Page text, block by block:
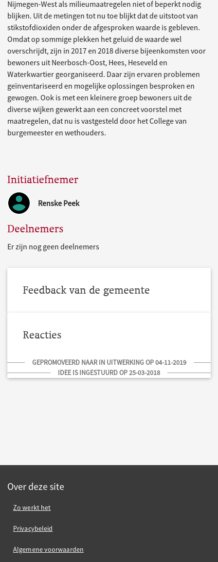
Nijmegen-West als milieumaatregelen niet of beperkt nodig
blijken. Uit de metingen tot nu toe blijkt dat de uitstoot van
stikstofdioxiden onder de afgesproken waarde is gebleven.
Omdat op sommige plekken het geluid de waarde wel
overschrijdt, zijn in 2017 en 2018 diverse bijeenkomsten voor
bewoners uit Neerbosch-Oost, Hees, Heseveld en
Waterkwartier georganiseerd. Daar zijn ervaren problemen
geïnventariseerd en mogelijke oplossingen besproken en
gewogen. Ook is met een kleinere groep bewoners uit de
diverse wijken gewerkt aan een concreet voorstel met
maatregelen, dat nu is vastgesteld door het College van
burgemeester en wethouders.
Initiatiefnemer
Renske Peek
Deelnemers
Er zijn nog geen deelnemers
Feedback van de gemeente
Reacties
GEPROMOVEERD NAAR IN UITWERKING OP 04-11-2019
IDEE IS INGESTUURD OP 25-03-2018
Over deze site
Zo werkt het
Privacybeleid
Algemene voorwaarden